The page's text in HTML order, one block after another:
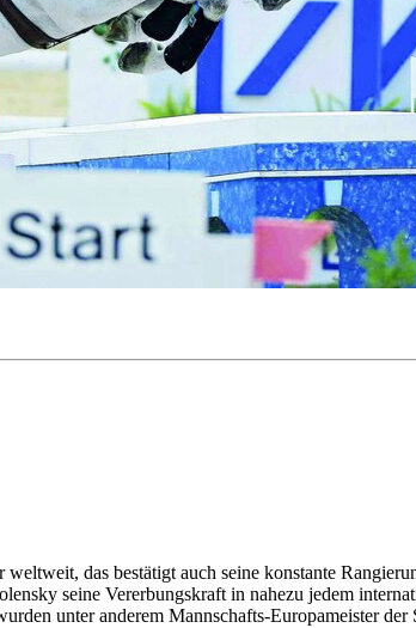
das bestätigt auch seine konstante
seine Vererbungskraft in nahezu jedem
unter anderem Mannschafts-Europameister